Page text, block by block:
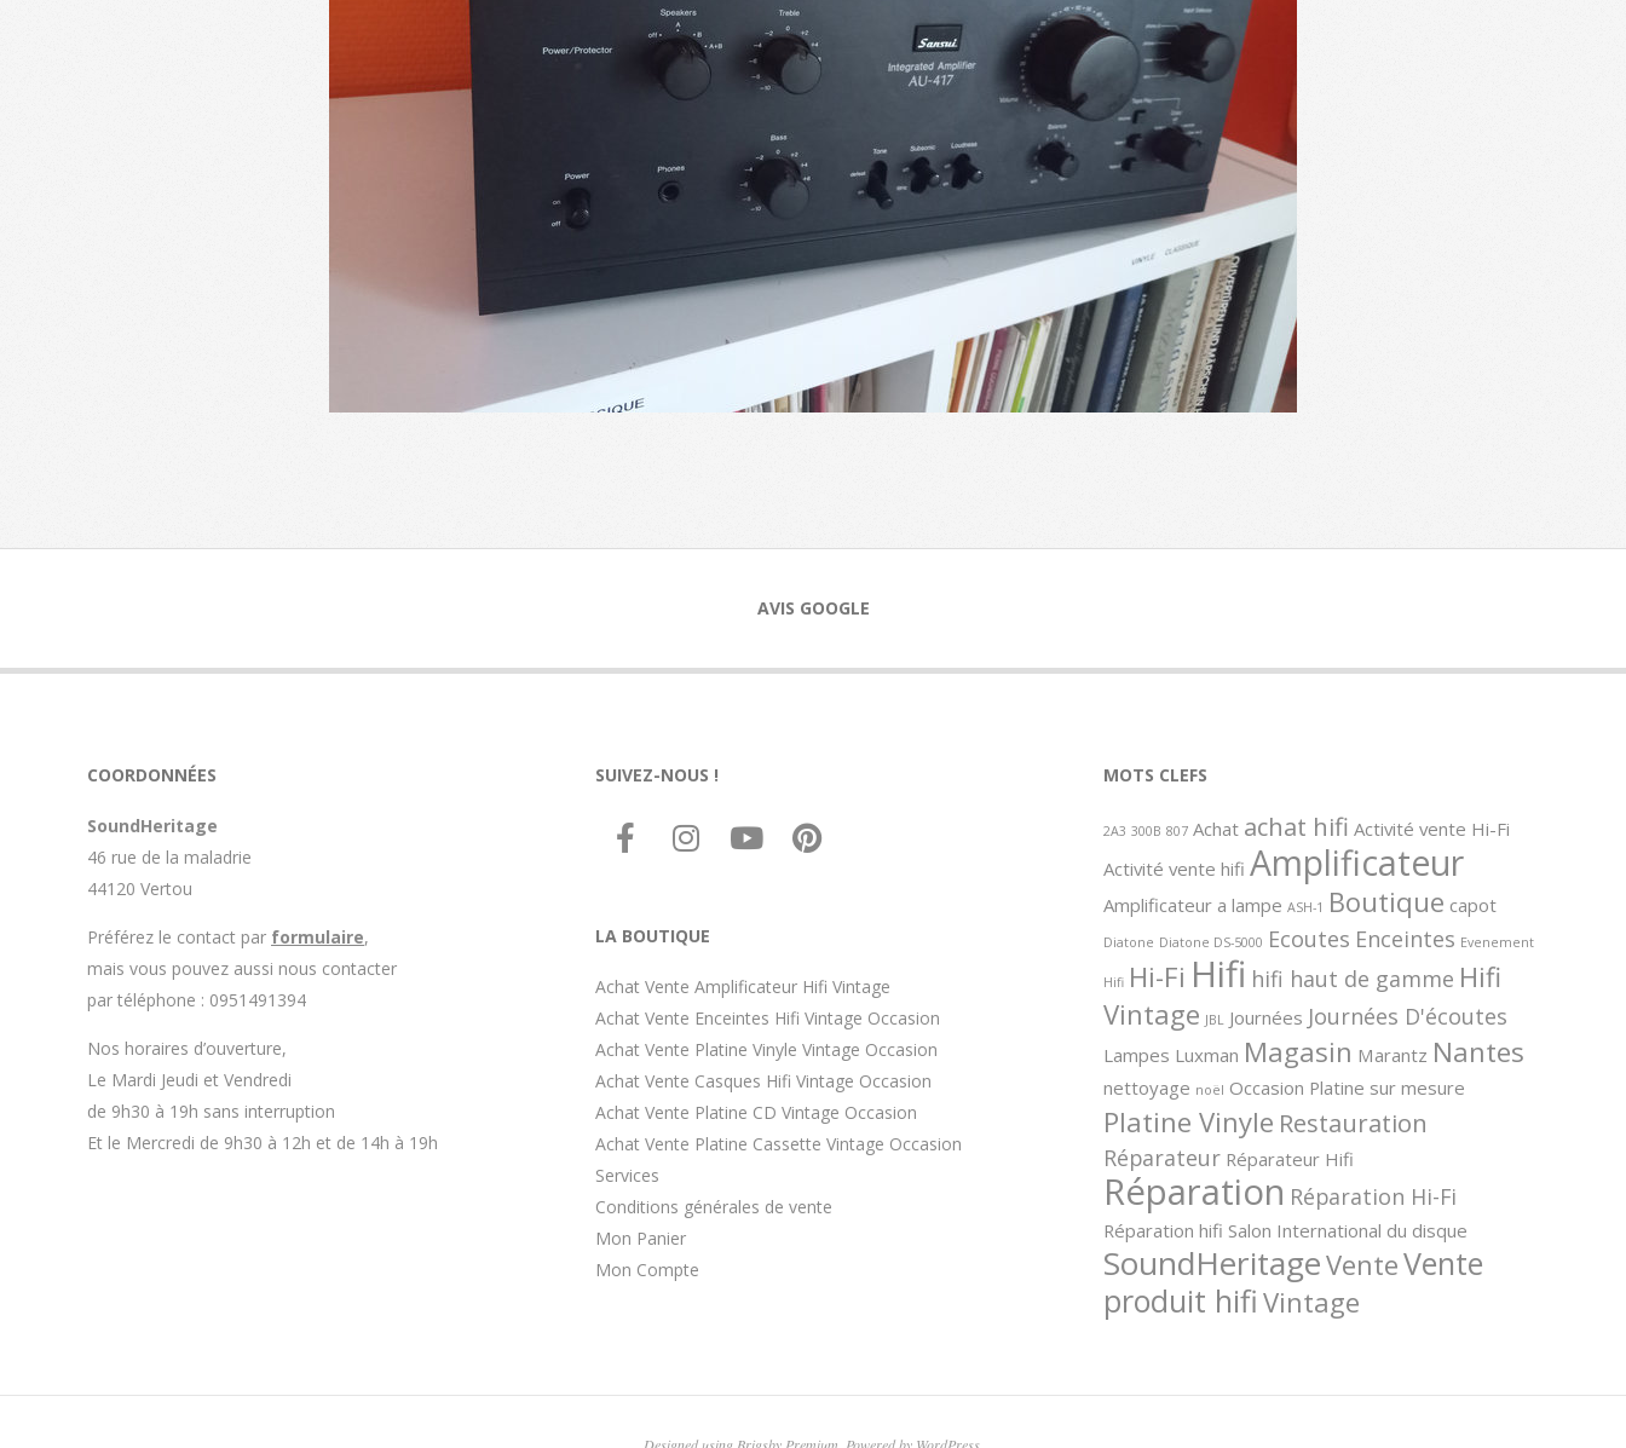
06-
AVIS GOOGLE
COORDONNÉES
SoundHeritage
46 rue de la maladrie
44120 Vertou
Préférez le contact par formulaire,
mais vous pouvez aussi nous contacter
par téléphone : 0951491394
Nos horaires d’ouverture,
Le Mardi Jeudi et Vendredi
de 9h30 à 19h sans interruption
Et le Mercredi de 9h30 à 12h et de 14h à 19h
SUIVEZ-NOUS !
LA BOUTIQUE
Achat Vente Amplificateur Hifi Vintage
Achat Vente Enceintes Hifi Vintage Occasion
Achat Vente Platine Vinyle Vintage Occasion
Achat Vente Casques Hifi Vintage Occasion
Achat Vente Platine CD Vintage Occasion
Achat Vente Platine Cassette Vintage Occasion
Services
Conditions générales de vente
Mon Panier
Mon Compte
MOTS CLEFS
2A3 300B 807 Achat achat hifi Activité vente Hi-Fi
Activité vente hifi Amplificateur
Amplificateur a lampe ASH-1 Boutique capot
Diatone Diatone DS-5000 Ecoutes Enceintes Evenement
Hifi Hi-Fi Hifi hifi haut de gamme Hifi
Vintage JBL Journées Journées D'écoutes
Lampes Luxman Magasin Marantz Nantes
nettoyage noël Occasion Platine sur mesure
Platine Vinyle Restauration
Réparateur Réparateur Hifi
Réparation Réparation Hi-Fi
Réparation hifi Salon International du disque
SoundHeritageVenteVente
produit hifi Vintage